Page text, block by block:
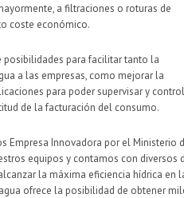
a filtraciones o roturas de
coste económico.
posibilidades para facilitar tanto la
a las empresas, como mejorar la
para poder supervisar y
de la facturación del consumo.
Empresa Innovadora por el Ministerio
equipos y contamos con diversos
la máxima eficiencia hídrica en
ofrece la posibilidad de obtener